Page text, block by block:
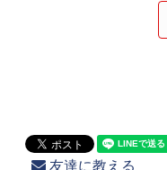
友達に教える